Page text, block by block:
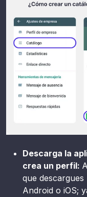
Descarga la
crea un perfil:
que descargues
Android o iOS;